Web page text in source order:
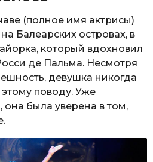
(полное имя актрисы)
Балеарских островах, в
который вдохновил
де Пальма. Несмотря
девушка никогда
поводу. Уже
она была уверена в том,